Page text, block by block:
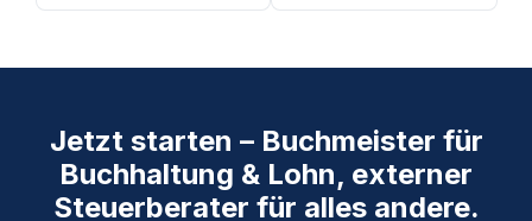
Jetzt starten – Buchmeister für
Buchhaltung & Lohn, externer
Steuerberater für alles andere.